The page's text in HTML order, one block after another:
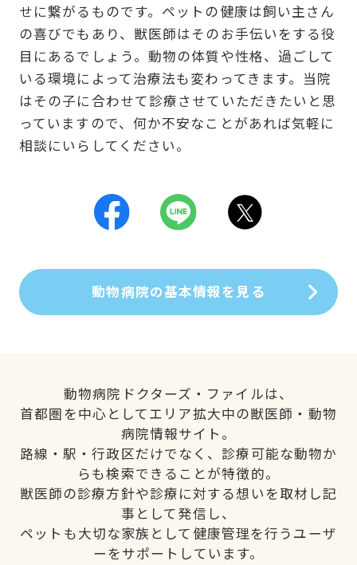
せに繋がるものです。ペットの健康は飼い主さん
の喜びでもあり、獣医師はそのお手伝いをする役
目にあるでしょう。動物の体質や性格、過ごして
いる環境によって治療法も変わってきます。当院
はその子に合わせて診療させていただきたいと思
っていますので、何か不安なことがあれば気軽に
相談にいらしてください。
動物病院の基本情報を見る
動物病院ドクターズ・ファイルは、
首都圏を中心としてエリア拡大中の獣医師・動物
病院情報サイト。
路線・駅・行政区だけでなく、診療可能な動物か
らも検索できることが特徴的。
獣医師の診療方針や診療に対する想いを取材し記
事として発信し、
ペットも大切な家族として健康管理を行うユーザ
ーをサポートしています。